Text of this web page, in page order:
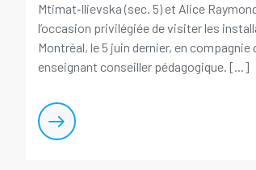
Mtimat‑Ilievska (sec. 5) et Alice
l’occasion privilégiée de visiter les
Montréal, le 5 juin dernier, en compagnie
enseignant conseiller pédagogique. [...]